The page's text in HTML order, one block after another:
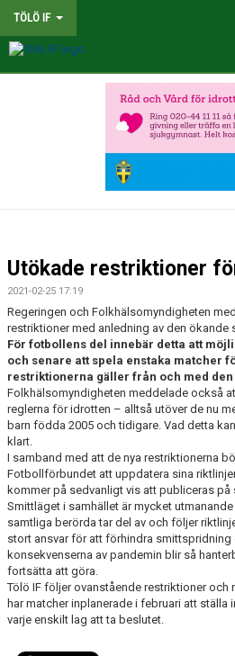
TÖLÖ IF
MATCHER
KALENDER
LEDARE
FÖRENINGSINFO
TÖLÖFONDEN
EVENEMANG
FOTBOLLSSKOLAN P/F 2020 & 2021
SPONSORER / SAMARBETSPARTNER
Utökade restriktioner
2021-02-25 17:19
Regeringen och Folkhälsomyndigheten
restriktioner med anledning av den ökande
För fotbollens del innebär detta att
och senare att spela enstaka matcher
restriktionerna gäller från och med den
Folkhälsomyndigheten meddelade också
reglerna för idrotten – alltså utöver de nu
barn födda 2005 och tidigare. Vad detta
klart.
I samband med att de nya restriktionerna
Fotbollförbundet att uppdatera sina
kommer på sedvanligt vis att publiceras
Smittläget i samhället är mycket
samtliga berörda tar del av och följer
stort ansvar för att förhindra smittspridning
konsekvenserna av pandemin blir så
fortsätta att göra.
Tölö IF följer ovanstående restriktioner och
har matcher inplanerade i februari att ställa
varje enskilt lag att ta beslutet.